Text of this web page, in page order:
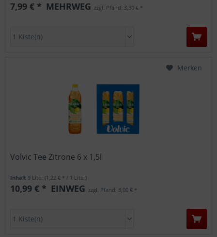
7,99 € * MEHRWEG zzgl. Pfand: 3,30 € *
Volvic Tee Zitrone 6 x 1,5l
Inhalt 9 Liter(1,22 € * / 1 Liter)
10,99 € * EINWEG zzgl. Pfand: 3,00 € *
Merken